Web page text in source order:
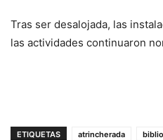
Tras ser desalojada, las
las actividades continuaron
ETIQUETAS atrincherada